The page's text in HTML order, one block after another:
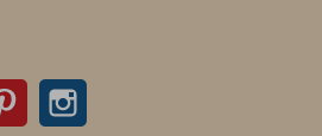
Pinterest